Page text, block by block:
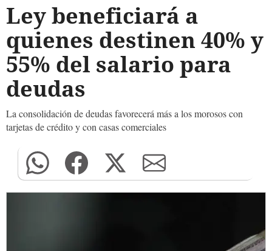
Ley beneficiará a
quienes destinen 40% y
55% del salario para
deudas
La consolidación de deudas favorecerá más a los morosos con
tarjetas de crédito y con casas comerciales